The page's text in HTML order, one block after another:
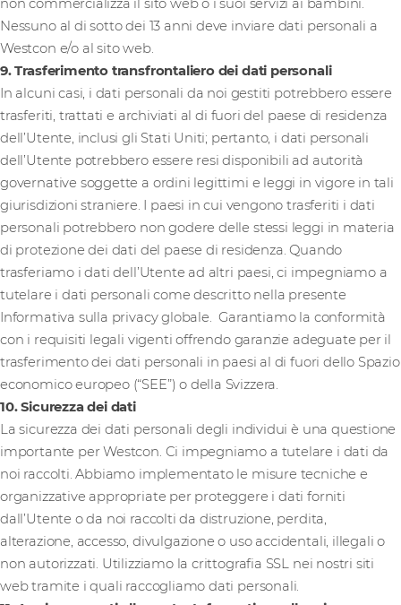
non commercializza il sito web o i suoi servizi ai bambini.
Nessuno al di sotto dei 13 anni deve inviare dati personali a
Westcon e/o al sito web.
9. Trasferimento transfrontaliero dei dati personali
In alcuni casi, i dati personali da noi gestiti potrebbero essere
trasferiti, trattati e archiviati al di fuori del paese di residenza
dell’Utente, inclusi gli Stati Uniti; pertanto, i dati personali
dell’Utente potrebbero essere resi disponibili ad autorità
governative soggette a ordini legittimi e leggi in vigore in tali
giurisdizioni straniere. I paesi in cui vengono trasferiti i dati
personali potrebbero non godere delle stessi leggi in materia
di protezione dei dati del paese di residenza. Quando
trasferiamo i dati dell’Utente ad altri paesi, ci impegniamo a
tutelare i dati personali come descritto nella presente
Informativa sulla privacy globale. Garantiamo la conformità
con i requisiti legali vigenti offrendo garanzie adeguate per il
trasferimento dei dati personali in paesi al di fuori dello Spazio
economico europeo (“SEE”) o della Svizzera.
10. Sicurezza dei dati
La sicurezza dei dati personali degli individui è una questione
importante per Westcon. Ci impegniamo a tutelare i dati da
noi raccolti. Abbiamo implementato le misure tecniche e
organizzative appropriate per proteggere i dati forniti
dall’Utente o da noi raccolti da distruzione, perdita,
alterazione, accesso, divulgazione o uso accidentali, illegali o
non autorizzati. Utilizziamo la crittografia SSL nei nostri siti
web tramite i quali raccogliamo dati personali.